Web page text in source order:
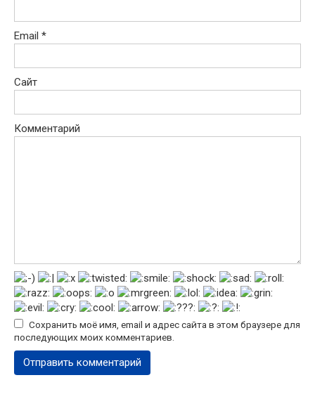
Email *
Сайт
Комментарий
Сохранить моё имя, email и адрес сайта в этом браузере для
последующих моих комментариев.